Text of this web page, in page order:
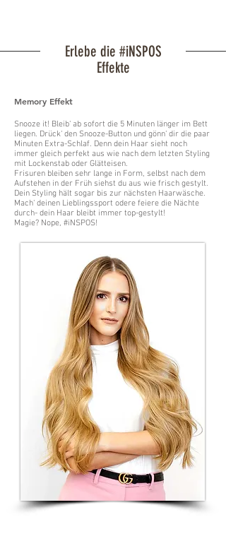
Erlebe die #iNSPOS
Effekte
Memory Effekt
Snooze it! Bleib‘ ab sofort die 5 Minuten länger im Bett
liegen. Drück‘ den Snooze-Button und gönn‘ dir die paar
Minuten Extra-Schlaf. Denn dein Haar sieht noch
immer gleich perfekt aus wie nach dem letzten Styling
mit Lockenstab oder Glätteisen.
Frisuren bleiben sehr lange in Form, selbst nach dem
Aufstehen in der Früh siehst du aus wie frisch gestylt.
Dein Styling hält sogar bis zur nächsten Haarwäsche.
Mach‘ deinen Lieblingssport odere feiere die Nächte
durch- dein Haar bleibt immer top-gestylt!
Magie? Nope, #iNSPOS!